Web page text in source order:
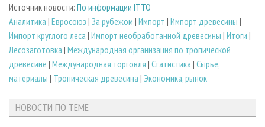
Источник новости: По информации ITTO
Аналитика | Евросоюз | За рубежом | Импорт | Импорт древесины |
Импорт круглого леса | Импорт необработанной древесины | Итоги |
Лесозаготовка | Международная организация по тропической
древесине | Международная торговля | Статистика | Сырье,
материалы | Тропическая древесина | Экономика, рынок
НОВОСТИ ПО ТЕМЕ